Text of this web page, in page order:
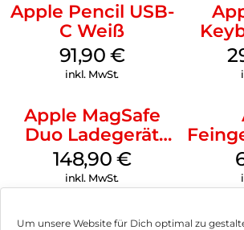
Um unsere Website für Dich optimal zu
Apple Pencil USB-
C Weiß
91,90 €
inkl. MwSt.
iPad
Apple MagSafe
Duo Ladegerät
Weiß
148,90 €
inkl. MwSt.